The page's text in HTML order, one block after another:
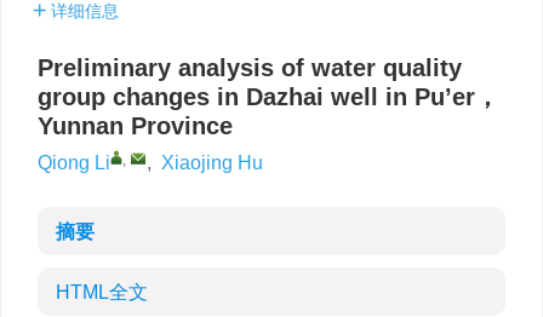
详细信息
Preliminary analysis of water quality
group changes in Dazhai well in Pu’er，
Yunnan Province
Qiong Li , , Xiaojing Hu
摘要
HTML全文